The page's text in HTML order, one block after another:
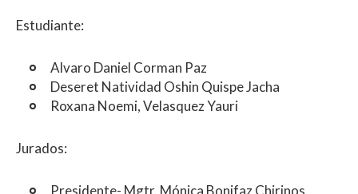
Estudiante:
Alvaro Daniel Corman Paz
Deseret Natividad Oshin Quispe Jacha
Roxana Noemi, Velasquez Yauri
Jurados:
Presidente- Mgtr. Mónica Bonifaz Chirinos